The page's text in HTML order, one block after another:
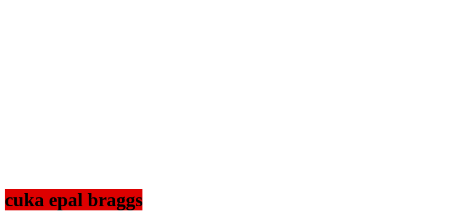
cuka epal braggs